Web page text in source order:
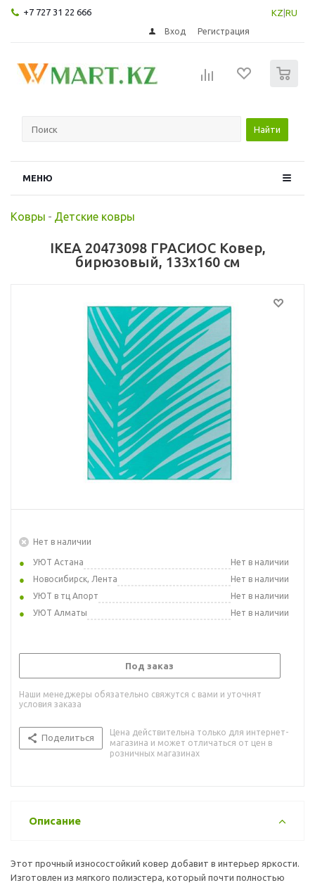
+7 727 31 22 666 KZ RU
Вход Регистрация
Найти
МЕНЮ
Ковры - Детские ковры
IKEA 20473098 ГРАСИОС Ковер,
бирюзовый, 133x160 см
Нет в наличии
УЮТ Астана
Нет в наличии
Новосибирск, Лента
Нет в наличии
УЮТ в тц Апорт
Нет в наличии
УЮТ Алматы
Нет в наличии
Под заказ
Наши менеджеры обязательно свяжутся с вами и уточнят
условия заказа
Поделиться
Цена действительна только для интернет-
магазина и может отличаться от цен в
розничных магазинах
Описание
Этот прочный износостойкий ковер добавит в интерьер яркости.
Изготовлен из мягкого полиэстера, который почти полностью